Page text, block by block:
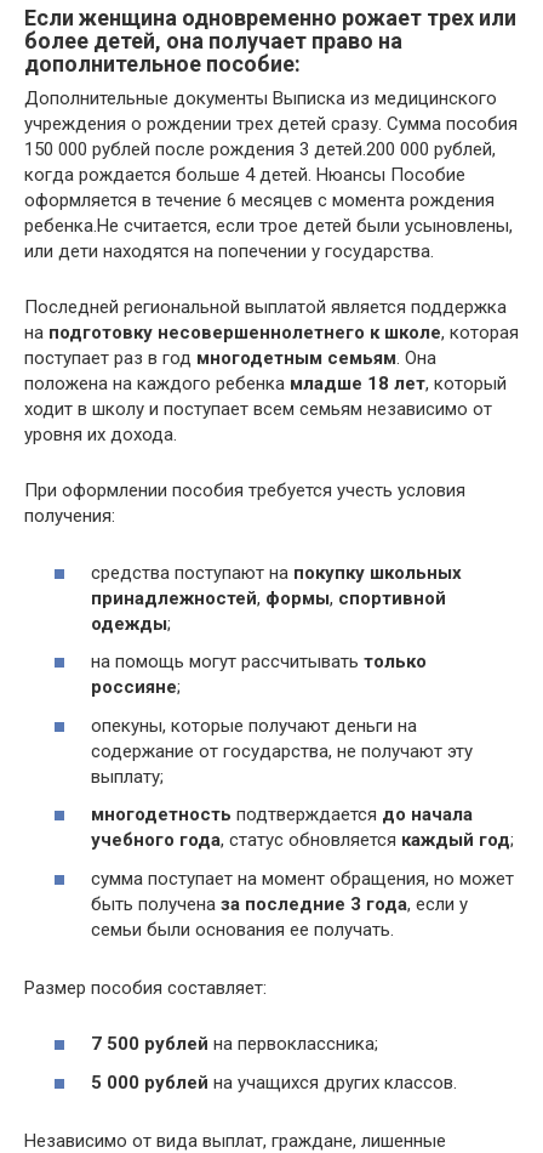
Если женщина одновременно рожает трех или
более детей, она получает право на
дополнительное пособие:
Дополнительные документы Выписка из медицинского
учреждения о рождении трех детей сразу. Сумма пособия
150 000 рублей после рождения 3 детей.200 000 рублей,
когда рождается больше 4 детей. Нюансы Пособие
оформляется в течение 6 месяцев с момента рождения
ребенка.Не считается, если трое детей были усыновлены,
или дети находятся на попечении у государства.
Последней региональной выплатой является поддержка
на подготовку несовершеннолетнего к школе, которая
поступает раз в год многодетным семьям. Она
положена на каждого ребенка младше 18 лет, который
ходит в школу и поступает всем семьям независимо от
уровня их дохода.
При оформлении пособия требуется учесть условия
получения:
средства поступают на покупку школьных
принадлежностей, формы, спортивной
одежды;
на помощь могут рассчитывать только
россияне;
опекуны, которые получают деньги на
содержание от государства, не получают эту
выплату;
многодетность подтверждается до начала
учебного года, статус обновляется каждый год;
сумма поступает на момент обращения, но может
быть получена за последние 3 года, если у
семьи были основания ее получать.
Размер пособия составляет:
7 500 рублей на первоклассника;
5 000 рублей на учащихся других классов.
Независимо от вида выплат, граждане, лишенные